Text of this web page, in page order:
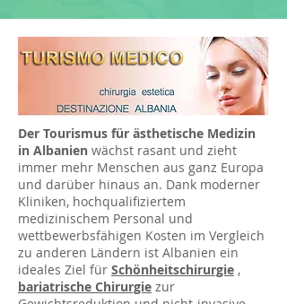
Der Tourismus für ästhetische Medizin
in Albanien wächst rasant und zieht
immer mehr Menschen aus ganz Europa
und darüber hinaus an. Dank moderner
Kliniken, hochqualifiziertem
medizinischem Personal und
wettbewerbsfähigen Kosten im Vergleich
zu anderen Ländern ist Albanien ein
ideales Ziel für Schönheitschirurgie ,
bariatrische Chirurgie zur